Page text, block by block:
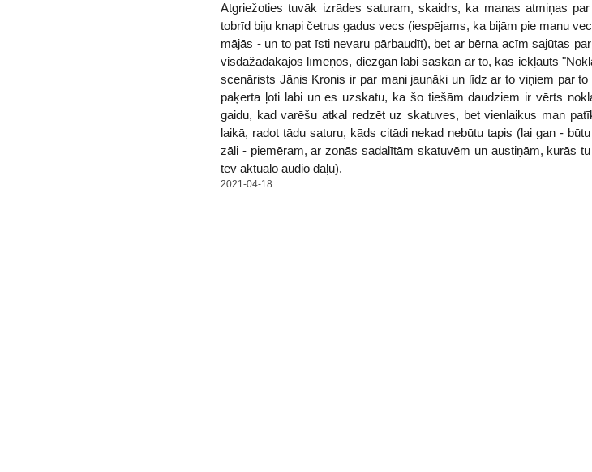
Atgriežoties tuvāk izrādes saturam, skaidrs, ka manas atmiņas
tobrīd biju knapi četrus gadus vecs (iespējams, ka bijām pie manu
mājās - un to pat īsti nevaru pārbaudīt), bet ar bērna acīm sajūtas
visdažādākajos līmeņos, diezgan labi saskan ar to, kas iekļauts
scenārists Jānis Kronis ir par mani jaunāki un līdz ar to viņiem par
paķerta ļoti labi un es uzskatu, ka šo tiešām daudziem ir vērts
gaidu, kad varēšu atkal redzēt uz skatuves, bet vienlaikus man
laikā, radot tādu saturu, kāds citādi nekad nebūtu tapis (lai gan -
zāli - piemēram, ar zonās sadalītām skatuvēm un austiņām, kurās
tev aktuālo audio daļu).
2021-04-18